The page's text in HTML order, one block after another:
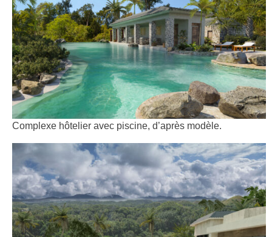
Complexe hôtelier avec piscine, d’après modèle.